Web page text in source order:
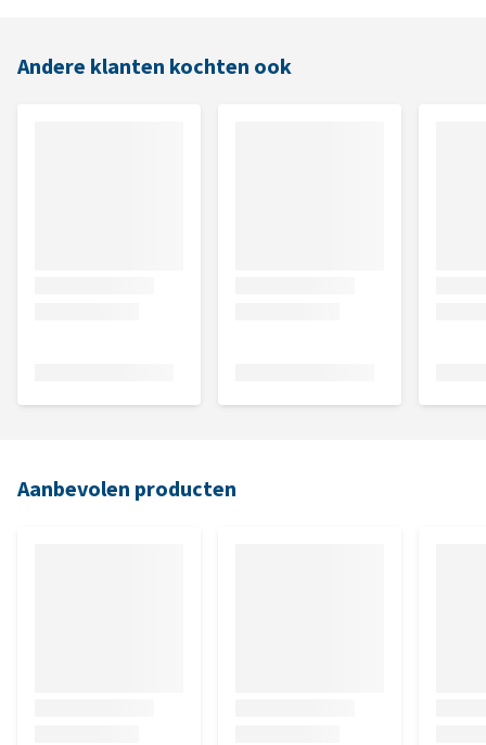
Andere klanten kochten ook
Aanbevolen producten